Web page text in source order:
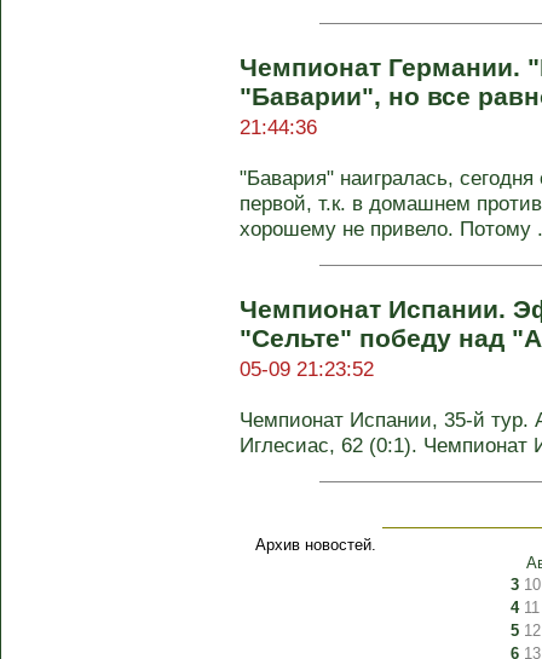
Чемпионат Германии.
"Баварии", но все
21:44:36
"Бавария" наигралась,
первой, т.к. в домашнем
хорошему не привело. Потому
Чемпионат Испании.
"Сельте" победу над
05-09 21:23:52
Чемпионат Испании, 35-й тур.
Иглесиас, 62 (0:1). Чемпионат
Архив новостей.
3 10
4 11
5 12
6 13